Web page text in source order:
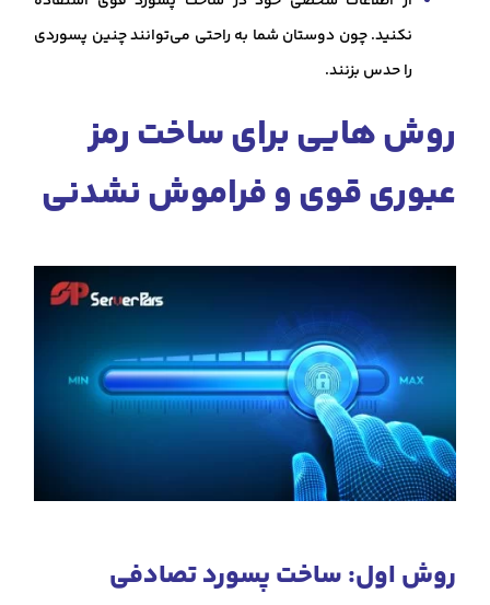
نکنید. چون دوستان شما به راحتی می‌توانند چنین پسوردی
را حدس بزنند.
روش‌ هایی برای ساخت رمز
عبوری قوی و فراموش نشدنی
روش اول: ساخت پسورد تصادفی